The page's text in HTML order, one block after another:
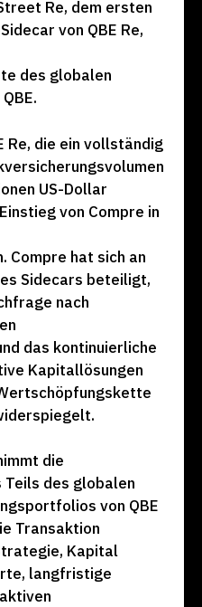
Re, dem ersten
von QBE Re,
des globalen
Re, die ein vollständig
US-Dollar
von Compre in
Compre hat sich an
Sidecars beteiligt,
nach
das kontinuierliche
Kapitallösungen
die
Teils des globalen
von QBE
Transaktion
Kapital
langfristige